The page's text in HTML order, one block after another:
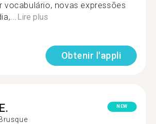
vocabulário, novas expressões
Lire plus
Obtenir l'appli
E. NEW